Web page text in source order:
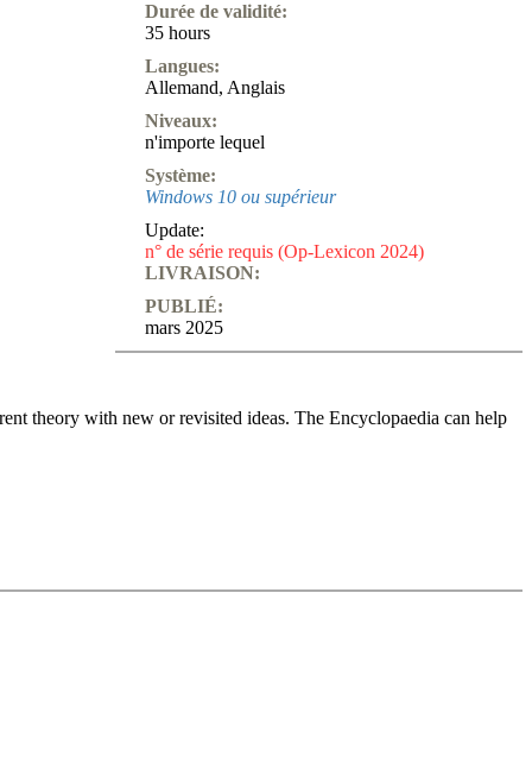
Durée de validité:
35 hours
Langues:
Allemand, Anglais
Niveaux:
n'importe lequel
Système:
Windows 10 ou supérieur
Update:
n° de série requis (Op-Lexicon 2024)
LIVRAISON:
PUBLIÉ:
mars 2025
theory with new or revisited ideas. The Encyclopaedia can help